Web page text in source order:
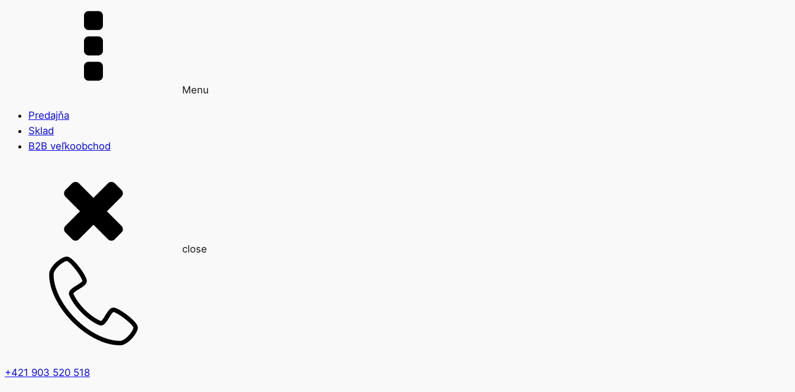
Menu
Predajňa
Sklad
B2B veľkoobchod
close
+421 903 520 518